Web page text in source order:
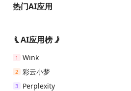
热门AI应用
AI应用榜
1 Wink
2 彩云小梦
3 Perplexity